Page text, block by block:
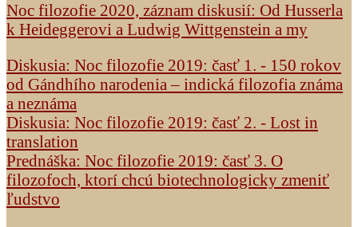
Noc filozofie 2020, záznam diskusií: Od Husserla
k Heideggerovi a Ludwig Wittgenstein a my
Diskusia: Noc filozofie 2019: časť 1. - 150 rokov
od Gándhího narodenia – indická filozofia známa
a neznáma
Diskusia: Noc filozofie 2019: časť 2. - Lost in
translation
Prednáška: Noc filozofie 2019: časť 3. O
filozofoch, ktorí chcú biotechnologicky zmeniť
ľudstvo